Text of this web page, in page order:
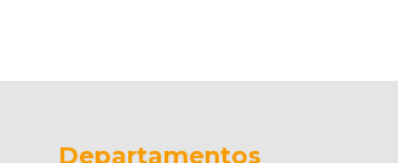
Departamentos